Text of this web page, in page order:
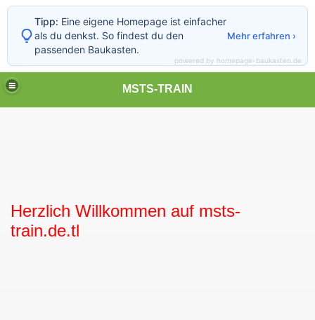
MSTS-TRAIN
Herzlich Willkommen auf msts-
train.de.tl
Tipp: Eine eigene Homepage ist einfacher
als du denkst. So findest du den
passenden Baukasten.
Mehr erfahren ›
powered by homepage-baukasten.de